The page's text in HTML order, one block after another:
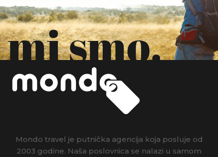
mi smo.
Mondo travel je putnička agencija koja posluje od
2003 godine. Naša poslovnica se nalazi u samom